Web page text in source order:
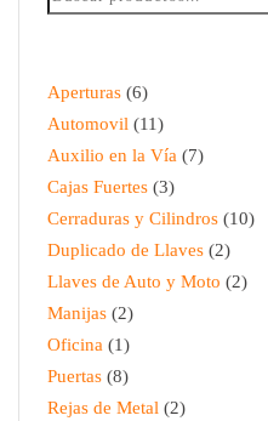
Aperturas 6
Automovil
11
Auxilio en la Vía
7
Cajas Fuertes 3
Cerraduras y Cilindros
10
Duplicado de Llaves
2
Llaves de Auto y Moto
2
Manijas
2
Oficina
1
Puertas 8
Rejas de Metal
2